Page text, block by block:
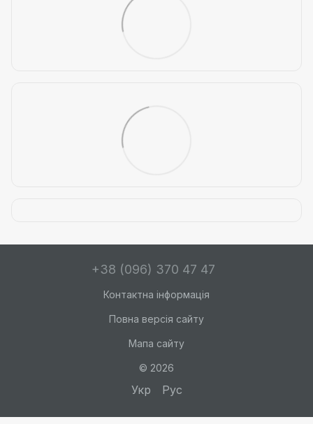
+38 (096) 370 47 47
Контактна інформація
Повна версія сайту
Мапа сайту
© 2026
Укр Рус